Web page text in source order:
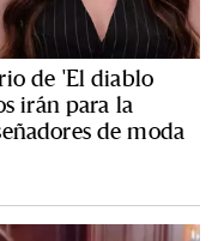
de 'El diablo
irán para la
de moda